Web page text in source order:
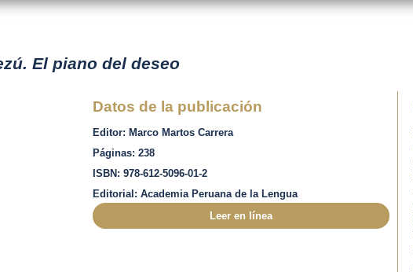
El piano del deseo
Datos de la publicación
Editor: Marco Martos Carrera
Páginas: 238
ISBN: 978-612-5096-01-2
Editorial: Academia Peruana de la Lengua
Leer en línea